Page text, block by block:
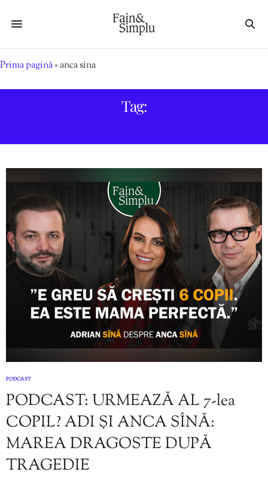
Prima pagină»anca sina
Tag:
PODCAST
PODCAST: URMEAZĂ AL 7-lea
COPIL? ADI ȘI ANCA SÎNĂ:
MAREA DRAGOSTE DUPĂ
TRAGEDIE